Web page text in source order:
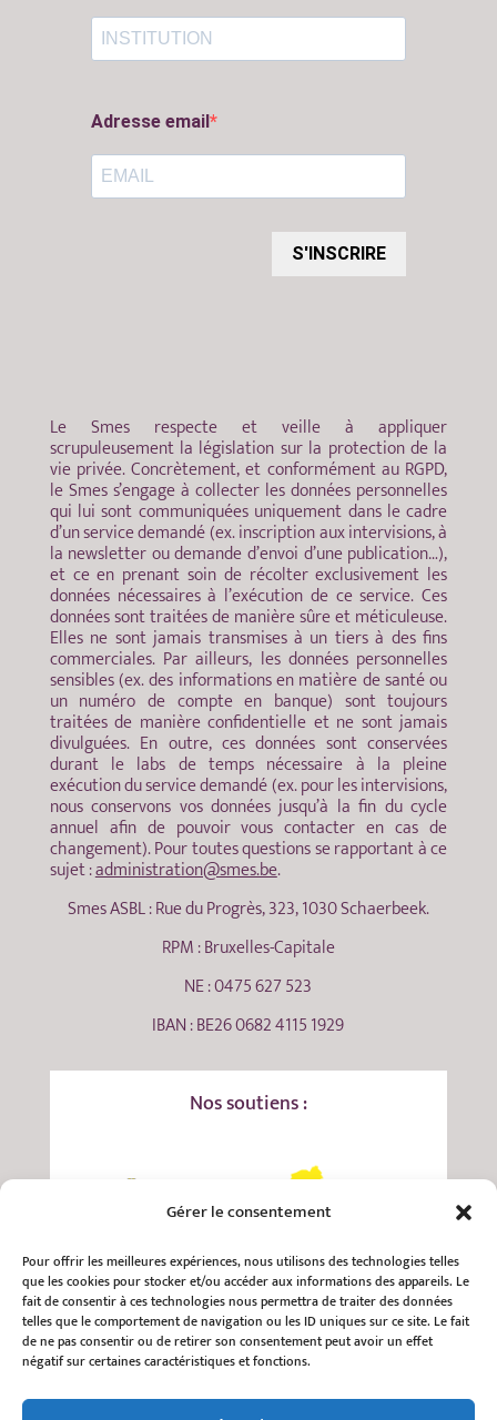
Gérer le consentement
Pour offrir les meilleures expériences, nous utilisons des technologies telles
que les cookies pour stocker et/ou accéder aux informations des appareils. Le
fait de consentir à ces technologies nous permettra de traiter des données
telles que le comportement de navigation ou les ID uniques sur ce site. Le fait
de ne pas consentir ou de retirer son consentement peut avoir un effet
négatif sur certaines caractéristiques et fonctions.
Adresse email
S'INSCRIRE
Le Smes respecte et veille à appliquer
scrupuleusement la législation sur la protection de la
vie privée. Concrètement, et conformément au RGPD,
le Smes s’engage à collecter les données personnelles
qui lui sont communiquées uniquement dans le cadre
d’un service demandé (ex. inscription aux intervisions, à
la newsletter ou demande d’envoi d’une publication…),
et ce en prenant soin de récolter exclusivement les
données nécessaires à l’exécution de ce service. Ces
données sont traitées de manière sûre et méticuleuse.
Elles ne sont jamais transmises à un tiers à des fins
commerciales. Par ailleurs, les données personnelles
sensibles (ex. des informations en matière de santé ou
un numéro de compte en banque) sont toujours
traitées de manière confidentielle et ne sont jamais
divulguées. En outre, ces données sont conservées
durant le labs de temps nécessaire à la pleine
exécution du service demandé (ex. pour les intervisions,
nous conservons vos données jusqu’à la fin du cycle
annuel afin de pouvoir vous contacter en cas de
changement). Pour toutes questions se rapportant à ce
sujet :administration@smes.be.
Smes ASBL : Rue du Progrès, 323, 1030 Schaerbeek.
RPM : Bruxelles-Capitale
NE : 0475 627 523
IBAN : BE26 0682 4115 1929
Nos soutiens :